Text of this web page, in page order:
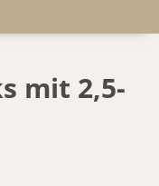
mit 2,5-